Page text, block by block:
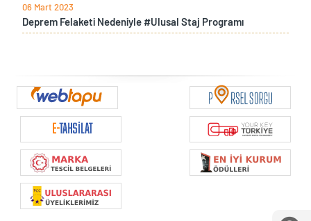
06 Mart 2023
Deprem Felaketi Nedeniyle #Ulusal Staj Programı